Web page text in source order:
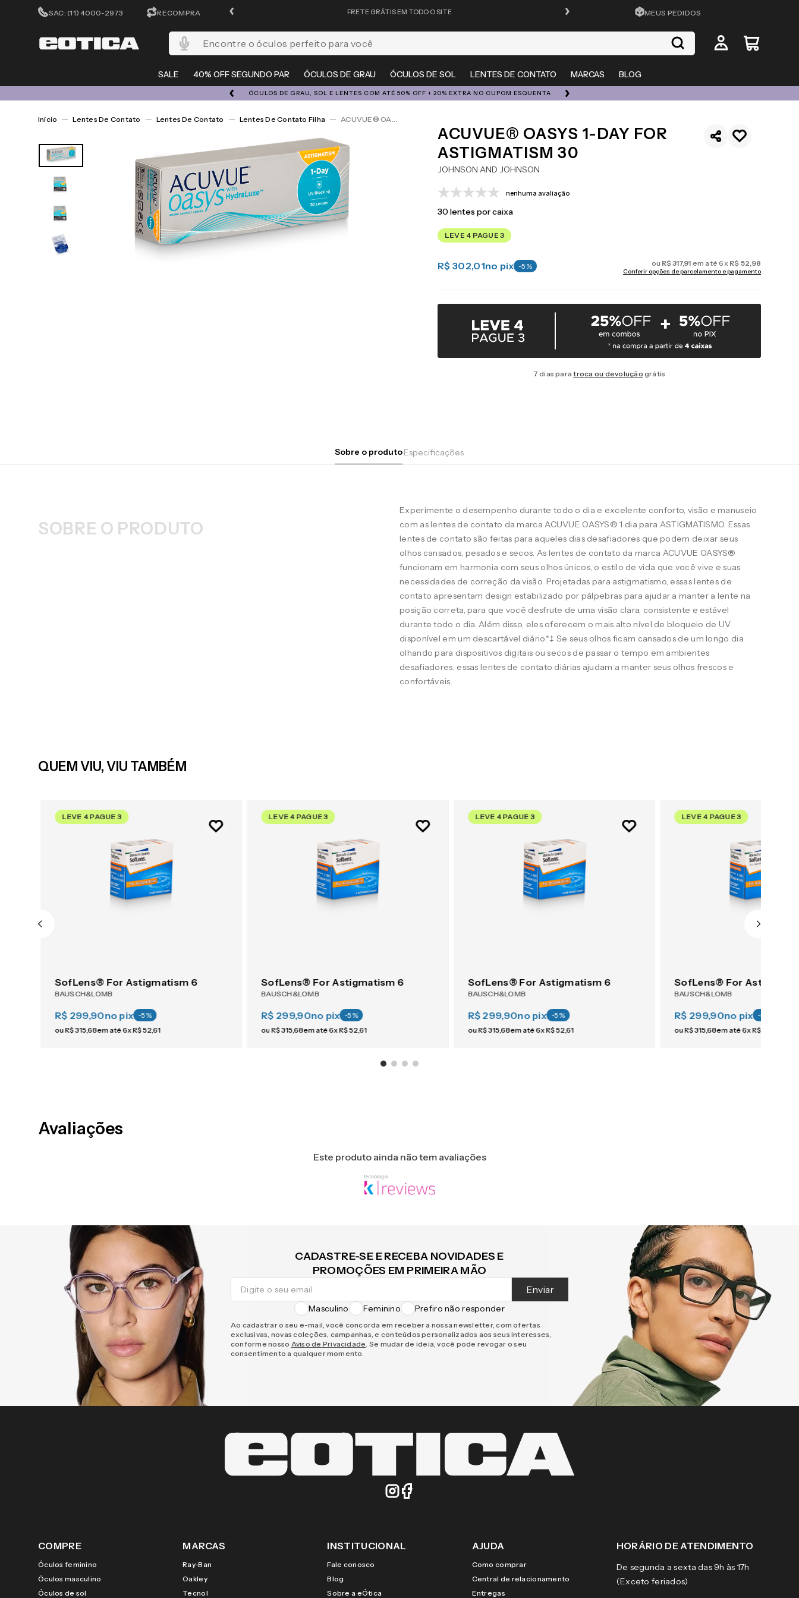
SAC: (11) 4000-2973 RECOMPRA
CADASTRA-SE E GANHE 15%OFF FRETE GRÁTIS EM TODO O SITE ATÉ 10X SEM JUROS
MEUS PEDIDOS
SALE 40% OFF SEGUNDO PAR ÓCULOS DE GRAU ÓCULOS DE SOL LENTES DE CONTATO MARCAS BLOG
Encontre o óculos perfeito para você
ÓCULOS DE GRAU, SOL E LENTES COM ATÉ 50% OFF + 20% EXTRA NO CUPOM ESQUENTA
Lentes De Contato Lentes De Contato Lentes De Contato Filha ACUVUE® OASYS 1-Day For Astigmatism 30
ACUVUE® OASYS 1-DAY FOR
ASTIGMATISM 30
JOHNSON AND JOHNSON
nenhuma avaliação
30lentes por caixa
LEVE 4 PAGUE 3
R$ 302,01no pix -5 % ou R$317,91 em até6x R$ 52,98
Conferir opções de parcelamento e pagamento
7 dias paratroca ou devolução grátis
Sobre o produtoEspecificações
SOBRE O PRODUTO
Experimente o desempenho durante todo o dia e excelente conforto, visão e manuseio
com as lentes de contato da marca ACUVUE OASYS® 1 dia para ASTIGMATISMO. Essas
lentes de contato são feitas para aqueles dias desafiadores que podem deixar seus
olhos cansados, pesados e secos. As lentes de contato da marca ACUVUE OASYS®
funcionam em harmonia com seus olhos únicos, o estilo de vida que você vive e suas
necessidades de correção da visão. Projetadas para astigmatismo, essas lentes de
contato apresentam design estabilizado por pálpebras para ajudar a manter a lente na
posição correta, para que você desfrute de uma visão clara, consistente e estável
durante todo o dia. Além disso, eles oferecem o mais alto nível de bloqueio de UV
disponível em um descartável diário.*‡ Se seus olhos ficam cansados de um longo dia
olhando para dispositivos digitais ou secos de passar o tempo em ambientes
desafiadores, essas lentes de contato diárias ajudam a manter seus olhos frescos e
confortáveis.
QUEM VIU, VIU TAMBÉM
LEVE 4 PAGUE 3
SofLens® For Astigmatism 6
BAUSCH&LOMB
R$ 299,90no pix -5%
ouR$315,68em até6xR$52,61
LEVE 4 PAGUE 3
SofLens® For Astigmatism 6
BAUSCH&LOMB
R$ 299,90no pix -5%
ouR$315,68em até6xR$52,61
LEVE 4 PAGUE 3
SofLens® For Astigmatism 6
BAUSCH&LOMB
R$ 299,90no pix -5%
ouR$315,68em até6xR$52,61
LEVE 4 PAGUE 3
SofLens® For
BAUSCH&LOMB
R$ 299,90no pix -5
ouR$315,68em até6xR$
Avaliações
Este produto ainda não tem avaliações
CADASTRE-SE E RECEBA NOVIDADES E
PROMOÇÕES EM PRIMEIRA MÃO
Enviar
Masculino Feminino Prefiro não responder
Ao cadastrar o seu e-mail, você concorda em receber a nossa newsletter, com ofertas
exclusivas, novas coleções, campanhas, e conteúdos personalizados aos seus interesses,
conforme nosso Aviso de Privacidade. Se mudar de ideia, você pode revogar o seu
consentimento a qualquer momento.
COMPRE
Óculos feminino
Óculos masculino
Óculos de sol
MARCAS
Ray-Ban
Oakley
Tecnol
INSTITUCIONAL
Fale conosco
Blog
Sobre a eÓtica
AJUDA
Como comprar
Central de relacionamento
Entregas
HORÁRIO DE ATENDIMENTO
De segunda a sexta das 9h às 17h
(Exceto feriados)